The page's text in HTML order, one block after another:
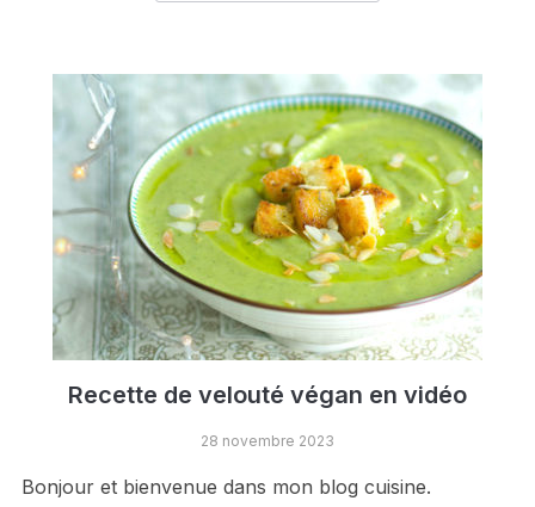
Recette de velouté végan en vidéo
28 novembre 2023
Bonjour et bienvenue dans mon blog cuisine.